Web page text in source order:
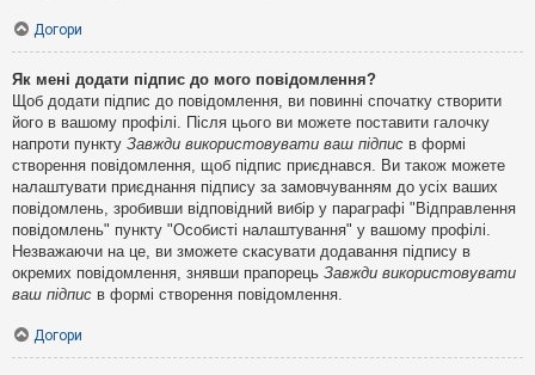
Догори
Як мені додати підпис до мого повідомлення?
Щоб додати підпис до повідомлення, ви повинні спочатку створити
його в вашому профілі. Після цього ви можете поставити галочку
напроти пункту Завжди використовувати ваш підпис в формі
створення повідомлення, щоб підпис приєднався. Ви також можете
налаштувати приєднання підпису за замовчуванням до усіх ваших
повідомлень, зробивши відповідний вибір у параграфі "Відправлення
повідомлень" пункту "Особисті налаштування" у вашому профілі.
Незважаючи на це, ви зможете скасувати додавання підпису в
окремих повідомлення, знявши прапорець Завжди використовувати
ваш підпис в формі створення повідомлення.
Догори